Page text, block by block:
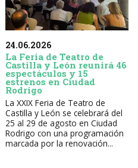
24.06.2026
La Feria de Teatro de
Castilla y León reunirá 46
espectáculos y 15
estrenos en Ciudad
Rodrigo
La XXIX Feria de Teatro de
Castilla y León se celebrará del
25 al 29 de agosto en Ciudad
Rodrigo con una programación
marcada por la renovación...